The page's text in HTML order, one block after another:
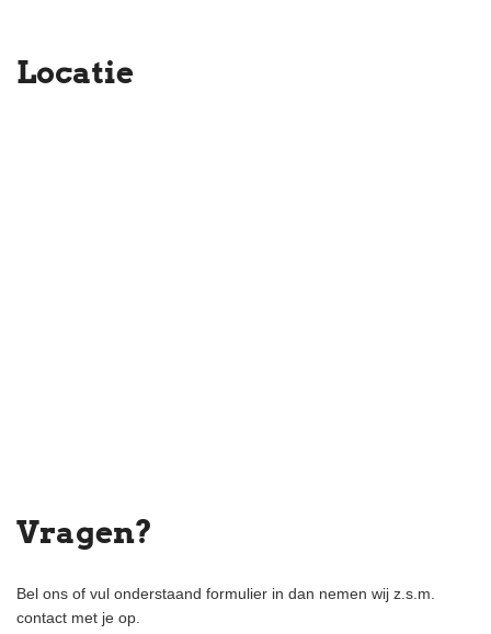
Locatie
Vragen?
Bel ons of vul onderstaand formulier in dan nemen wij z.s.m.
contact met je op.